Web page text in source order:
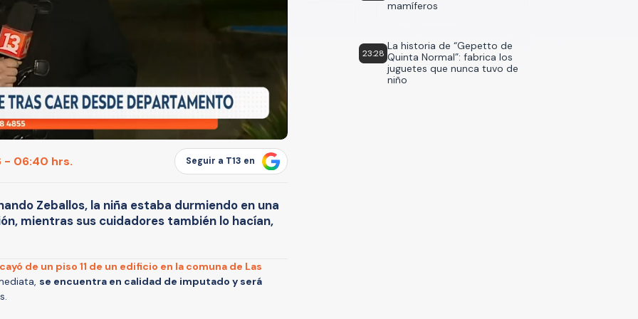
- 06:40 hrs. Seguir a T13 en
Zeballos, la niña estaba durmiendo en una
mientras sus cuidadores también lo hacían,
de un piso 11 de un edificio en la comuna de Las
se encuentra en calidad de imputado y será
mamíferos
23:28
La historia de “Gepetto de
Quinta Normal”: fabrica los
juguetes que nunca tuvo de
niño